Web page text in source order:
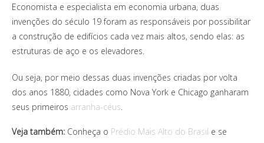
Economista e especialista em economia urbana, duas
invenções do século 19 foram as responsáveis por possibilitar
a construção de edifícios cada vez mais altos, sendo elas: as
estruturas de aço e os elevadores.
Ou seja, por meio dessas duas invenções criadas por volta
dos anos 1880, cidades como Nova York e Chicago ganharam
seus primeiros arranha-céus
Veja também: Conheça o Prédio Mais Alto do Brasil e se